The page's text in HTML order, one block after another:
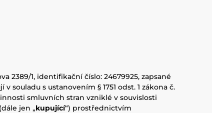
2389/1, identifikační číslo: 24679925, zapsané
v souladu s ustanovením § 1751 odst. 1 zákona č.
smluvních stran vzniklé v souvislosti
jen „kupující“) prostřednictvím